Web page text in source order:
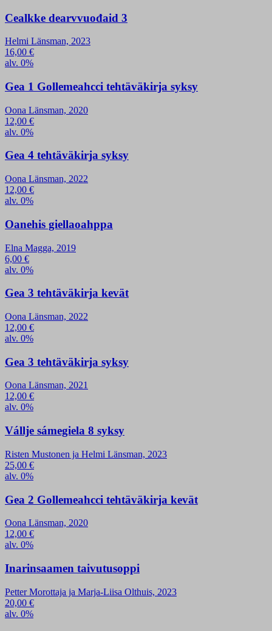
Cealkke dearvvuođaid 3
Helmi Länsman, 2023
16,00 €
alv. 0%
Gea 1 Gollemeahcci tehtäväkirja syksy
Oona Länsman, 2020
12,00 €
alv. 0%
Gea 4 tehtäväkirja syksy
Oona Länsman, 2022
12,00 €
alv. 0%
Oanehis giellaoahppa
Elna Magga, 2019
6,00 €
alv. 0%
Gea 3 tehtäväkirja kevät
Oona Länsman, 2022
12,00 €
alv. 0%
Gea 3 tehtäväkirja syksy
Oona Länsman, 2021
12,00 €
alv. 0%
Vállje sámegiela 8 syksy
Risten Mustonen ja Helmi Länsman, 2023
25,00 €
alv. 0%
Gea 2 Gollemeahcci tehtäväkirja kevät
Oona Länsman, 2020
12,00 €
alv. 0%
Inarinsaamen taivutusoppi
Petter Morottaja ja Marja-Liisa Olthuis, 2023
20,00 €
alv. 0%